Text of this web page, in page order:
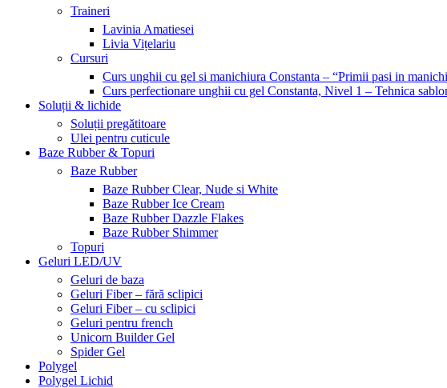
Traineri
Lavinia Amatiesei
Livia Vițelariu
Cursuri
Curs unghii cu gel si manichiura Constanta – “Primii pasi in
Curs perfectionare unghii cu gel Constanta, Nivel 1 – Tehnica
Soluții & lichide
Soluții pregătitoare
Ulei pentru cuticule
Baze Rubber & Topuri
Baze Rubber
Baze Rubber Clear, Nude si White
Baze Rubber Ice Cream
Baze Rubber Dazzle Flakes
Baze Rubber Shimmer
Topuri
Geluri LED/UV
Geluri de baza
Geluri Fiber – fără sclipici
Geluri Fiber – cu sclipici
Geluri pentru french
Unicorn Builder Gel
Spider Gel
Polygel
Polygel Lichid